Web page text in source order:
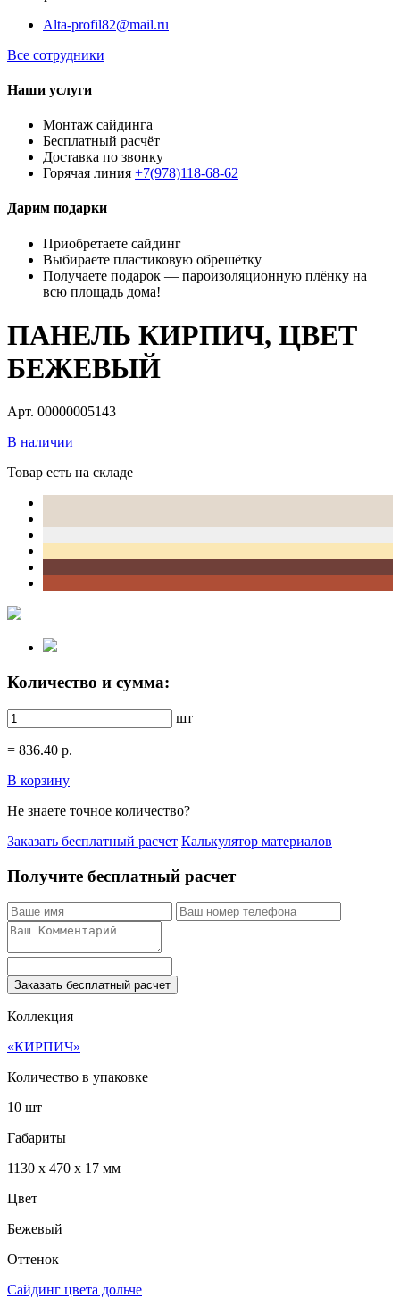
Alta-profil82@mail.ru
Все сотрудники
Наши услуги
Монтаж сайдинга
Бесплатный расчёт
Доставка по звонку
Горячая линия +7(978)118-68-62
Дарим подарки
Приобретаете сайдинг
Выбираете пластиковую обрешётку
Получаете подарок — пароизоляционную плёнку на
всю площадь дома!
ПАНЕЛЬ КИРПИЧ, ЦВЕТ
БЕЖЕВЫЙ
Арт. 00000005143
В наличии
Товар есть на складе
Количество и сумма:
шт
= 836.40 р.
В корзину
Не знаете точное количество?
Заказать бесплатный расчет Калькулятор материалов
Получите бесплатный расчет
Заказать бесплатный расчет
Коллекция
«КИРПИЧ»
Количество в упаковке
10 шт
Габариты
1130 x 470 x 17 мм
Цвет
Бежевый
Оттенок
Сайдинг цвета дольче